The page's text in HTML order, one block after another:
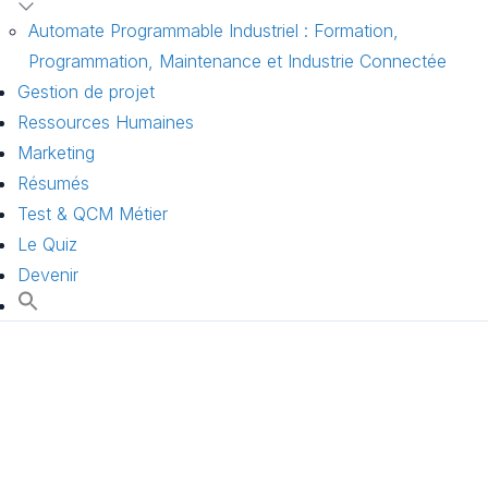
Automate Programmable Industriel : Formation,
Programmation, Maintenance et Industrie Connectée
Gestion de projet
Ressources Humaines
Marketing
Résumés
Test & QCM Métier
Le Quiz
Devenir